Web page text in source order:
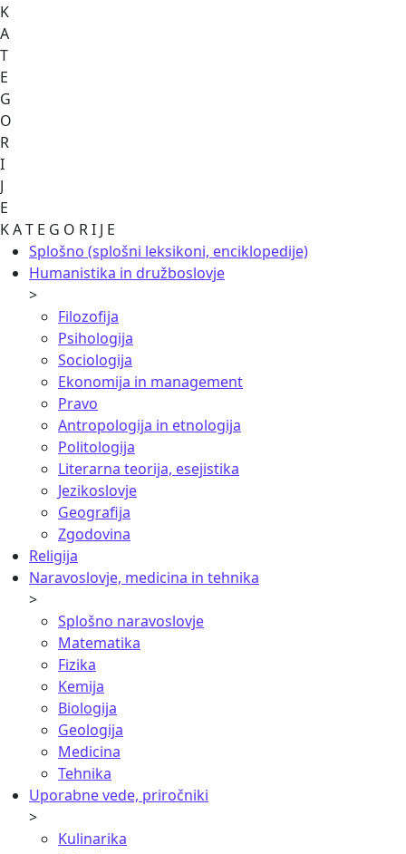
K
A
T
E
G
O
R
I
J
E
K A T E G O R I J E
Splošno (splošni leksikoni, enciklopedije)
Humanistika in družboslovje
>
Filozofija
Psihologija
Sociologija
Ekonomija in management
Pravo
Antropologija in etnologija
Politologija
Literarna teorija, esejistika
Jezikoslovje
Geografija
Zgodovina
Religija
Naravoslovje, medicina in tehnika
>
Splošno naravoslovje
Matematika
Fizika
Kemija
Biologija
Geologija
Medicina
Tehnika
Uporabne vede, priročniki
>
Kulinarika